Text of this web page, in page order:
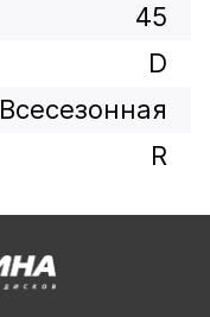
45
D
Всесезонная
R